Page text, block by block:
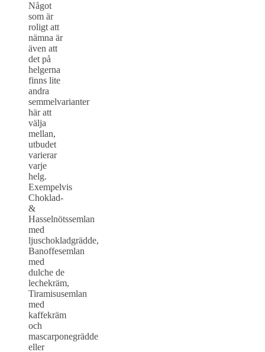
Något
som är
roligt att
nämna är
även att
det på
helgerna
finns lite
andra
semmelvarianter
här att
välja
mellan,
utbudet
varierar
varje
helg.
Exempelvis
Choklad-
&
Hasselnötssemlan
med
ljuschokladgrädde,
Banoffesemlan
med
dulche de
lechekräm,
Tiramisusemlan
med
kaffekräm
och
mascarponegrädde
eller